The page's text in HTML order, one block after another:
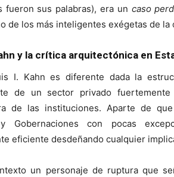
fueron sus palabras), era un caso
de los más inteligentes exégetas de la
y la crítica arquitectónica en
I. Kahn es diferente dada la
de un sector privado
de las instituciones. Aparte de
Gobernaciones con pocas
eficiente desdeñando cualquier
un personaje de ruptura que